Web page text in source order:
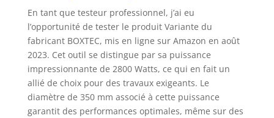
pas tomber. BOXTEC
Précision : le disque
diamant de 350 mm
disponible en option
garantit non
seulement une coupe
rapide, mais aussi des
coupes précises et
En tant que testeur professionnel, j’ai eu
l’opportunité de tester le produit Variante du
fabricant BOXTEC, mis en ligne sur Amazon en août
2023. Cet outil se distingue par sa puissance
impressionnante de 2800 Watts, ce qui en fait un
allié de choix pour des travaux exigeants. Le
diamètre de 350 mm associé à cette puissance
garantit des performances optimales, même sur des